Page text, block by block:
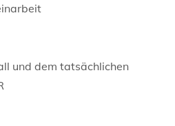
und dem tatsächlichen